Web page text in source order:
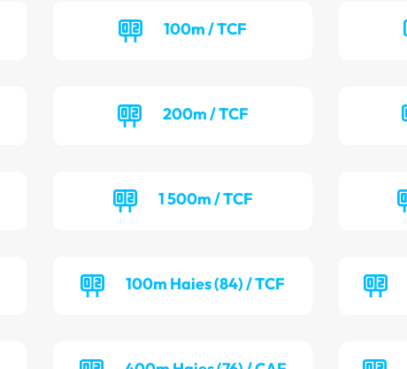
100m / TCF
200m / TCF
1 500m / TCF
100m Haies (84) / TCF